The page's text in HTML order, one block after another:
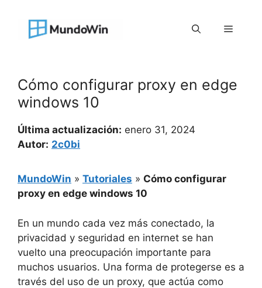
contenido
Menú
Cómo configurar proxy en edge
windows 10
Última actualización: enero 31, 2024
Autor: 2c0bi
MundoWin » Tutoriales » Cómo configurar
proxy en edge windows 10
En un mundo cada vez más conectado, la
privacidad y seguridad en internet se han
vuelto una preocupación importante para
muchos usuarios. Una forma de protegerse es a
través del uso de un proxy, que actúa como